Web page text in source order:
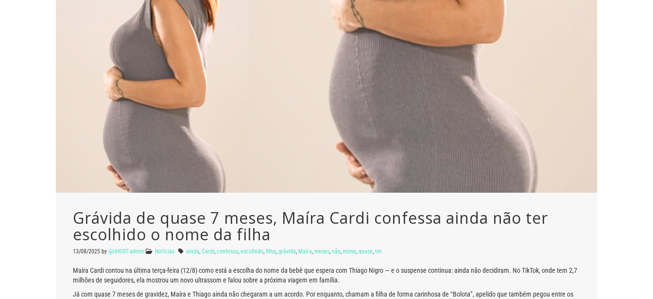
Grávida de quase 7 meses, Maíra Cardi confessa ainda não ter
escolhido o nome da filha
13/08/2025 by @UHOST-admin Notícias ainda Cardi confessa escolhido filha grávida Maíra meses não nome quase ter
Maíra Cardi contou na última terça-feira (12/8) como está a escolha do nome da bebê que espera com Thiago Nigro — e o suspense continua: ainda não decidiram. No TikTok, onde tem 2,7
milhões de seguidores, ela mostrou um novo ultrassom e falou sobre a próxima viagem em família.
Já com quase 7 meses de gravidez, Maíra e Thiago ainda não chegaram a um acordo. Por enquanto, chamam a filha de forma carinhosa de “Bolota”, apelido que também pegou entre os